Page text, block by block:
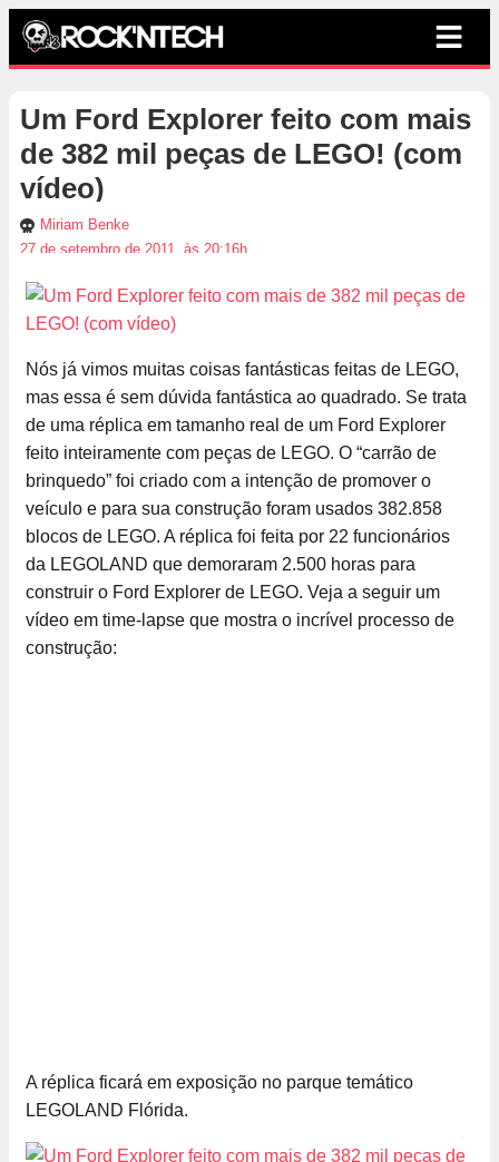
Um Ford Explorer feito com mais
de 382 mil peças de LEGO! (com
vídeo)
Miriam Benke
27 de setembro de 2011, às 20:16h
Nós já vimos muitas coisas fantásticas feitas de LEGO,
mas essa é sem dúvida fantástica ao quadrado. Se trata
de uma réplica em tamanho real de um Ford Explorer
feito inteiramente com peças de LEGO. O “carrão de
brinquedo” foi criado com a intenção de promover o
veículo e para sua construção foram usados 382.858
blocos de LEGO. A réplica foi feita por 22 funcionários
da LEGOLAND que demoraram 2.500 horas para
construir o Ford Explorer de LEGO. Veja a seguir um
vídeo em time-lapse que mostra o incrível processo de
construção:
A réplica ficará em exposição no parque temático
LEGOLAND Flórida.